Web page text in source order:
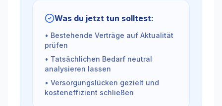
Was du jetzt tun solltest:
• Bestehende Verträge auf Aktualität
prüfen
• Tatsächlichen Bedarf neutral
analysieren lassen
• Versorgungslücken gezielt und
kosteneffizient schließen